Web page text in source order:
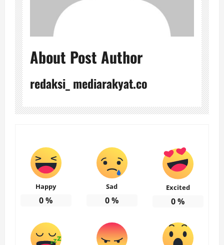
About Post Author
redaksi_ mediarakyat.co
Happy
0%
Sad
0%
Excited
0%